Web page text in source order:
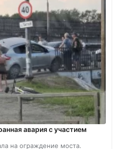
авария с участием
на ограждение моста.